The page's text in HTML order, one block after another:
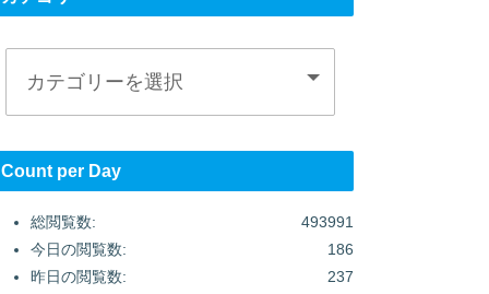
Count per Day
493991
総閲覧数:
186
今日の閲覧数:
237
昨日の閲覧数: